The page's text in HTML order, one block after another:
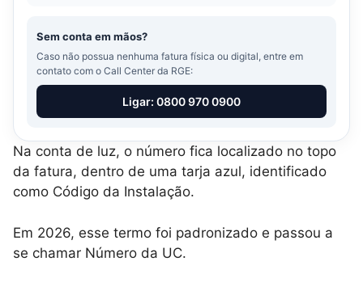
Sem conta em mãos?
Caso não possua nenhuma fatura física ou digital, entre em
contato com o Call Center da RGE:
Ligar: 0800 970 0900
Na conta de luz, o número fica localizado no topo
da fatura, dentro de uma tarja azul, identificado
como Código da Instalação.
Em 2026, esse termo foi padronizado e passou a
se chamar Número da UC.